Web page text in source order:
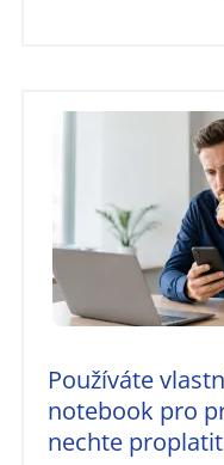
Používáte
notebook pro
nechte proplatit